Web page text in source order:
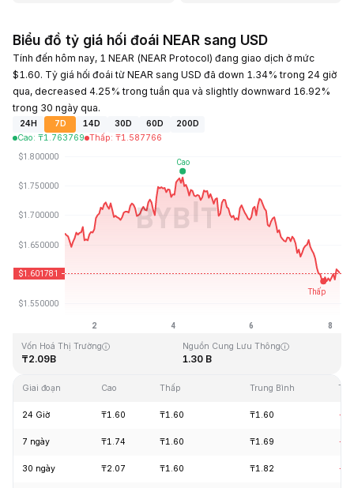
Biểu đồ tỷ giá hối đoái NEAR sang USD
Tính đến hôm nay, 1 NEAR (NEAR Protocol) đang giao dịch ở mức
$1.60. Tỷ giá hối đoái từ NEAR sang USD đã down 1.34% trong 24 giờ
qua, decreased 4.25% trong tuần qua và slightly downward 16.92%
trong 30 ngày qua.
24H 7D 14D 30D 60D
200D
Cao: ₸1.763769 Thấp: ₸1.587766
Mức cao nhất mọi thời đại
Vốn Hoá Thị Trường
₸2.09B
Nguồn Cung Lưu Thông
1.30 B
Giai đoạn Cao Thấp Trung Bình
24 Giờ ₸1.60 ₸1.60 ₸1.60 -
7 ngày ₸1.74 ₸1.60 ₸1.69 -
30 ngày ₸2.07 ₸1.60 ₸1.82 -